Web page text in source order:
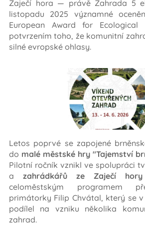
Zaječí hora — právě Zahrada 5
listopadu 2025 významné
European Award for Ecological
potvrzením toho, že komunitní
silné evropské ohlasy.
Letos poprvé se zapojené
do malé městské hry "Tajemství
Pilotní ročník vznikl ve spolupráci
a zahrádkářů ze Zaječí
celoměstským programem
primátorky Filip Chvátal, který se
podílel na vzniku několika
zahrad.